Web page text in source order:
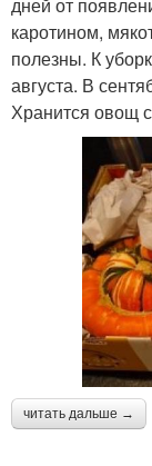
каротином,
полезны. К
августа. В
Хранится овощ
читать дальше →